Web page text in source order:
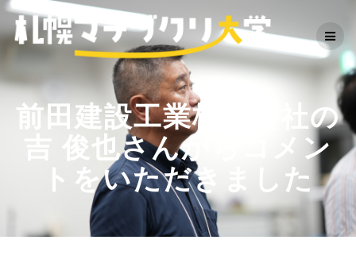
content
前田建設工業株式会社の
吉 俊也さんからコメン
トをいただきました